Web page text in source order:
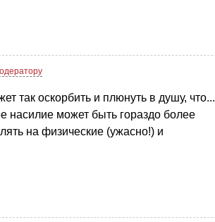
так оскорбить и плюнуть в душу, что...
насилие может быть гораздо более
на физические (ужасно!) и